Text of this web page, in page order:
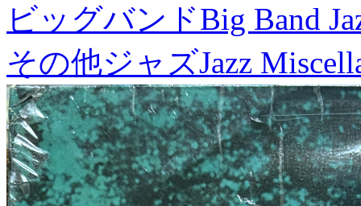
ビッグバンドBig Band
その他ジャズJazz